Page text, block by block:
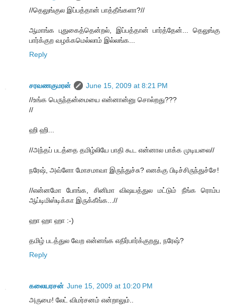
//தெலுங்குல இப்பத்தான் பாத்தீங்களா?//
ஆமாங்க புதுகைத்தென்றல், இப்பத்தான் பார்த்தேன்... தெலுங்கு
பார்க்குற வழக்கமெல்லாம் இல்லங்க...
Reply
சரவணகுமரன்
June 15, 2009 at 8:21 PM
//உங்க பெருந்தன்மையை என்னான்னு சொல்றது???
//
ஹி ஹி...
//அந்தப் படத்தை தமிழ்லியே பாதி கூட என்னால பாக்க முடியலை//
நரேஷ், அவ்ளோ மோசமாவா இருந்துச்சு? எனக்கு பிடிச்சிருந்துச்சே!
//என்னமோ போங்க, சினிமா விஷயத்துல மட்டும் நீங்க ரொம்ப
ஆப்டிமிஸ்டிக்கா இருக்கீங்க...//
ஹா ஹா ஹா :-)
தமிழ் படத்துல வேற என்னங்க எதிர்பார்க்குறது, நரேஷ்?
Reply
கலையரசன் June 15, 2009 at 10:20 PM
அருமை! லேட் விமர்சனம் என்றாலும்..